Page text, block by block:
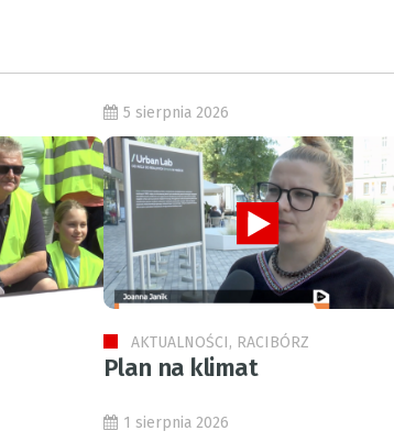
5 sierpnia 2026
AKTUALNOŚCI, RACIBÓRZ
Plan na klimat
1 sierpnia 2026